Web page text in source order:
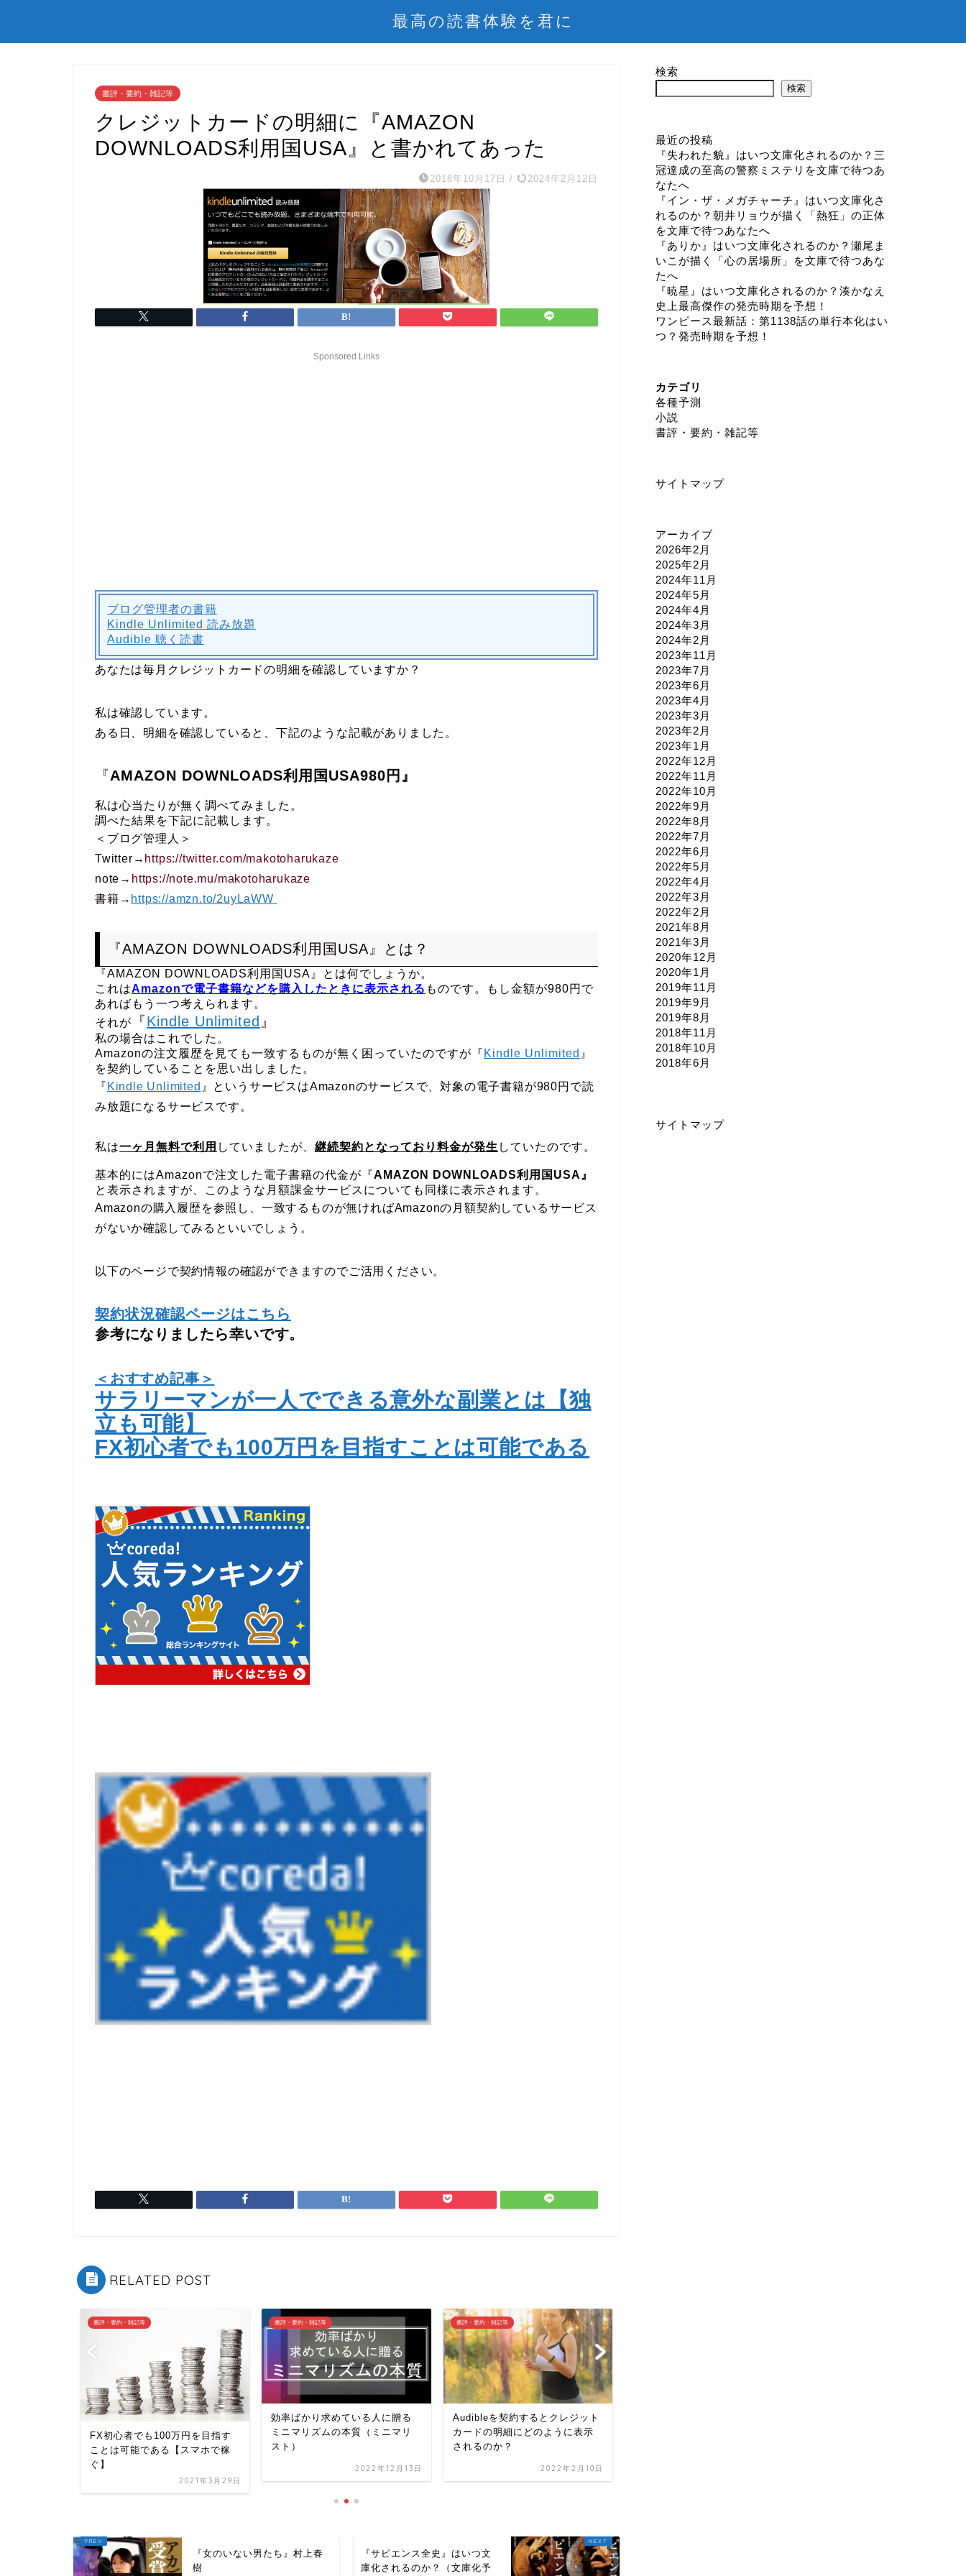
最高の読書体験を君に
書評・要約・雑記等
クレジットカードの明細に『AMAZON
DOWNLOADS利用国USA』と書かれてあった
2018年10月17日 / 2024年2月12日
Sponsored Links
ブログ管理者の書籍
Kindle Unlimited 読み放題
Audible 聴く読書
あなたは毎月クレジットカードの明細を確認していますか？
私は確認しています。
ある日、明細を確認していると、下記のような記載がありました。
『AMAZON DOWNLOADS利用国 USA980 円』
私は心当たりが無く調べてみました。
調べた結果を下記に記載します。
＜ブログ管理人＞
Twitter→ https://twitter.com/makotoharukaze
note→ https://note.mu/makotoharukaze
書籍 → https://amzn.to/2uyLaWW
『AMAZON DOWNLOADS利用国 USA 』とは？
『AMAZON DOWNLOADS利用国 USA 』とは何でしょうか。
これはAmazonで電子書籍などを購入したときに表示される ものです。 もし金額が980円で
あればもう一つ考えられます。
それが
『Kindle Unlimited 』
私の場合はこれでした。
Amazonの注文履歴を見ても一致するものが無く困っていたのですが『 Kindle Unlimited 』
を契約していることを思い出しました。
『 Kindle Unlimited 』というサービスはAmazonのサービスで、対象の電子書籍が980円で読
み放題になるサービスです。
私は一ヶ月無料で利用 していましたが、 継続契約となっており料金が発生 していたのです。
基本的にはAmazonで注文した電子書籍の代金が『AMAZON DOWNLOADS利用国 USA 』
と表示されますが、このような月額課金サービスについても同様に表示されます。
Amazonの購入履歴を参照し、一致するものが無ければAmazonの月額契約しているサービス
がないか確認してみるといいでしょう。
以下のページで契約情報の確認ができますのでご活用ください。
契約状況確認ページはこちら
参考になりましたら幸いです。
＜おすすめ記事＞
サラリーマンが一人でできる意外な副業とは【独
立も可能】
FX初心者でも100万円を目指すことは可能である
RELATED POST
書評・要約・雑記等
FX初心者でも100万円を目指す
ことは可能である【スマホで稼
ぐ】
2021年3月29日
書評・要約・雑記等
効率ばかり求めている人に贈る
ミニマリズムの本質（ミニマリ
スト）
2022年12月13日
書評・要約・雑記等
Audibleを契約するとクレジット
カードの明細にどのように表示
されるのか？
2022年2月10日
『女のいない男たち』村上春
樹
『サピエンス全史』はいつ文
庫化されるのか？（文庫化予
検索
検索
最近の投稿
『失われた貌』はいつ文庫化されるのか？三
冠達成の至高の警察ミステリを文庫で待つあ
なたへ
『イン・ザ・メガチャーチ』はいつ文庫化さ
れるのか？朝井リョウが描く「熱狂」の正体
を文庫で待つあなたへ
『ありか』はいつ文庫化されるのか？瀬尾ま
いこが描く「心の居場所」を文庫で待つあな
たへ
『暁星』はいつ文庫化されるのか？湊かなえ
史上最高傑作の発売時期を予想！
ワンピース最新話：第1138話の単行本化はい
つ？発売時期を予想！
カテゴリ
各種予測
小説
書評・要約・雑記等
サイトマップ
アーカイブ
2026年2月
2025年2月
2024年11月
2024年5月
2024年4月
2024年3月
2024年2月
2023年11月
2023年7月
2023年6月
2023年4月
2023年3月
2023年2月
2023年1月
2022年12月
2022年11月
2022年10月
2022年9月
2022年8月
2022年7月
2022年6月
2022年5月
2022年4月
2022年3月
2022年2月
2021年8月
2021年3月
2020年12月
2020年1月
2019年11月
2019年9月
2019年8月
2018年11月
2018年10月
2018年6月
サイトマップ